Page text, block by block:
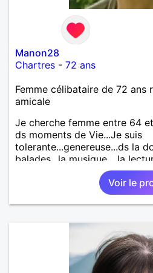
Manon28
Chartres - 72 ans
Femme célibataire de 72 ans
amicale
Je cherche femme entre 64
ds moments de Vie...Je suis
tolerante...genereuse...ds la
balades...la musique ...la
mer...le ping pong...les joies
dialoguer et etre ds la
femme à la rencontre d'1
d'hommes svp..
Voir le